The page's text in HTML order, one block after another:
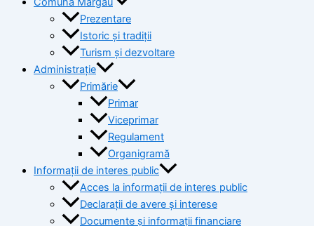
Prezentare
Istoric și tradiții
Turism și dezvoltare
Administrație
Primărie
Primar
Viceprimar
Regulament
Organigramă
Informații de interes public
Acces la informații de interes public
Declarații de avere și interese
Documente și informații financiare